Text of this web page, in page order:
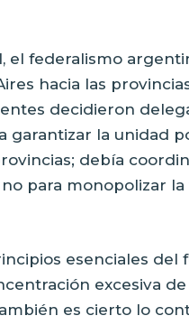
el federalismo
hacia las
decidieron
garantizar la unidad
debía
para monopolizar
esenciales del
excesiva
es cierto lo